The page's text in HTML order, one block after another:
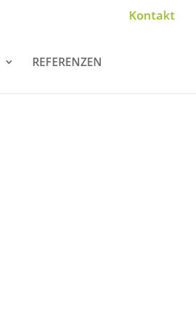
Kontakt
REFERENZEN